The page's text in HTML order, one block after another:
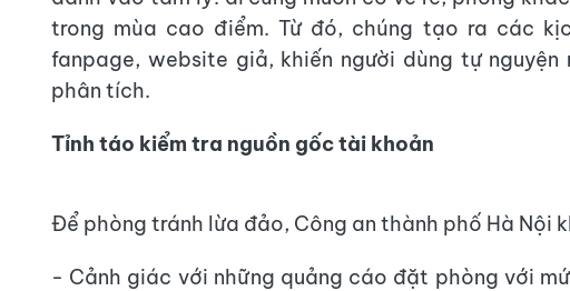
trong mùa cao điểm. Từ đó, chúng tạo ra các
fanpage, website giả, khiến người dùng tự nguyện
phân tích.
Tỉnh táo kiểm tra nguồn gốc tài khoản
Để phòng tránh lừa đảo, Công an thành phố Hà Nội
- Cảnh giác với những quảng cáo đặt phòng với